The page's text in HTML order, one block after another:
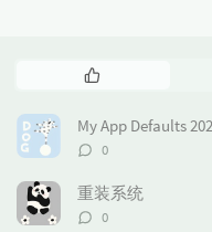
热
文
章
My App Defaults
评
数：
0
重装系统
评
0